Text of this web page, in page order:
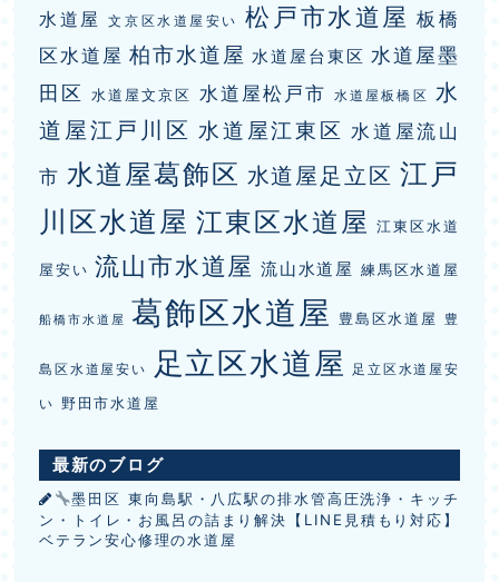
水道屋
文京区水道屋安い 松戸市水道屋 板橋
区水道屋 柏市水道屋 水道屋台東区 水道屋墨
田区
水道屋文京区 水道屋松戸市 水道屋板橋区
水
道屋江戸川区 水道屋江東区 水道屋流山
市 水道屋葛飾区 水道屋足立区 江戸
川区水道屋 江東区水道屋 江東区水道
屋安い 流山市水道屋 流山水道屋 練馬区水道屋
船橋市水道屋 葛飾区水道屋 豊島区水道屋 豊
島区水道屋安い 足立区水道屋 足立区水道屋安
い 野田市水道屋
最新のブログ
墨田区 東向島駅・八広駅の排水管高圧洗浄・キッチ
ン・トイレ・お風呂の詰まり解決【LINE見積もり対応】
ベテラン安心修理の水道屋